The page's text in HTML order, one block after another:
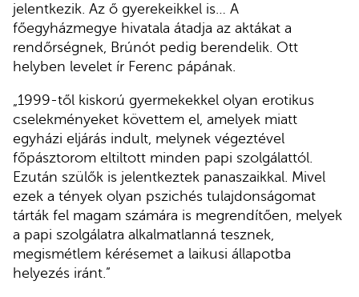
jelentkezik. Az ő gyerekeikkel is… A
főegyházmegye hivatala átadja az aktákat a
rendőrségnek, Brúnót pedig berendelik. Ott
helyben levelet ír Ferenc pápának.
„1999-től kiskorú gyermekekkel olyan erotikus
cselekményeket követtem el, amelyek miatt
egyházi eljárás indult, melynek végeztével
főpásztorom eltiltott minden papi szolgálattól.
Ezután szülők is jelentkeztek panaszaikkal. Mivel
ezek a tények olyan pszichés tulajdonságomat
tárták fel magam számára is megrendítően, melyek
a papi szolgálatra alkalmatlanná tesznek,
megismétlem kérésemet a laikusi állapotba
helyezés iránt.”